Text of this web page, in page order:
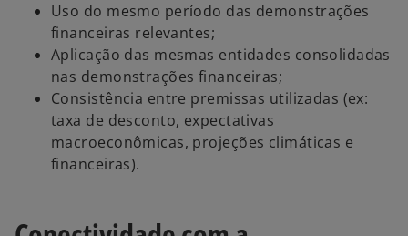
Uso do mesmo período das demonstrações
financeiras relevantes;
Aplicação das mesmas entidades consolidadas
nas demonstrações financeiras;
Consistência entre premissas utilizadas (ex:
taxa de desconto, expectativas
macroeconômicas, projeções climáticas e
financeiras).